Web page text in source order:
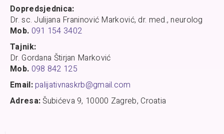
Dopredsjednica:
Dr. sc. Julijana Franinović Marković, dr. med., neurolog
Mob. 091 154 3402
Tajnik:
Dr. Gordana Štirjan Marković
Mob. 098 842 125
Email:palijativnaskrb@gmail.com
Adresa:Šubićeva 9, 10000 Zagreb, Croatia